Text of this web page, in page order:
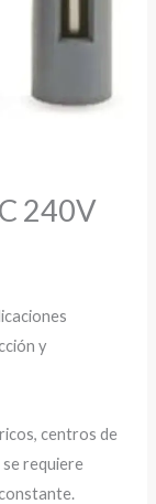
240V
y
centros de
requiere